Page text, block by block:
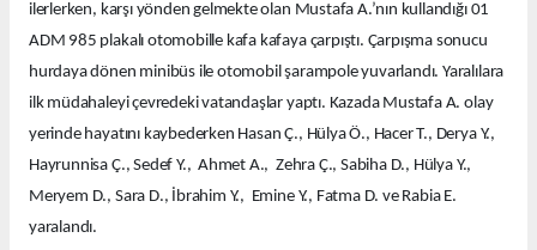
ilerlerken, karşı yönden gelmekte olan Mustafa A.’nın kullandığı 01
ADM 985 plakalı otomobille kafa kafaya çarpıştı. Çarpışma sonucu
hurdaya dönen minibüs ile otomobil şarampole yuvarlandı. Yaralılara
ilk müdahaleyi çevredeki vatandaşlar yaptı. Kazada Mustafa A. olay
yerinde hayatını kaybederken Hasan Ç., Hülya Ö., Hacer T., Derya Y.,
Hayrunnisa Ç., Sedef Y., Ahmet A., Zehra Ç., Sabiha D., Hülya Y.,
Meryem D., Sara D., İbrahim Y., Emine Y., Fatma D. ve Rabia E.
yaralandı.